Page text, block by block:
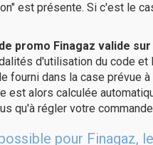
est présente. Si c'est le
promo Finagaz valide
d'utilisation du code et
fourni dans la case prévue
est alors calculée
qu'à régler votre
pour Finagaz,